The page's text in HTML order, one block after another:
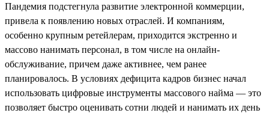
Пандемия подстегнула развитие электронной коммерции,
привела к появлению новых отраслей. И компаниям,
особенно крупным ретейлерам, приходится экстренно и
массово нанимать персонал, в том числе на онлайн-
обслуживание, причем даже активнее, чем ранее
планировалось. В условиях дефицита кадров бизнес начал
использовать цифровые инструменты массового найма — это
позволяет быстро оценивать сотни людей и нанимать их день